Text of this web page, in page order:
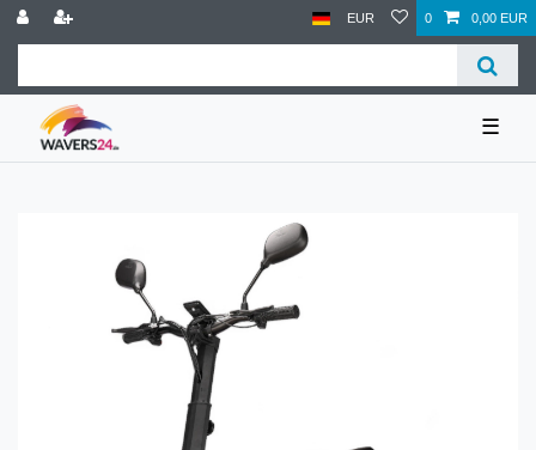
EUR 0 0,00 EUR
☰